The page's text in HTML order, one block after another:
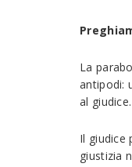
La
antipodi:
al giudice.
Il giudice
giustizia